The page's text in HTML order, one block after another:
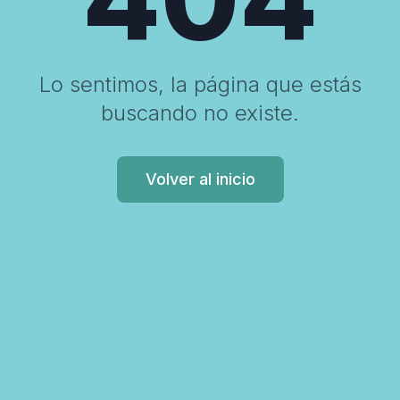
Lo sentimos, la página que estás
buscando no existe.
Volver al inicio